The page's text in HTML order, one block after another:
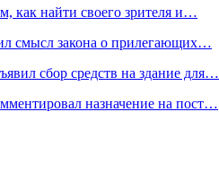
как найти своего зрителя и…
смысл закона о прилегающих…
сбор средств на здание для…
назначение на пост…